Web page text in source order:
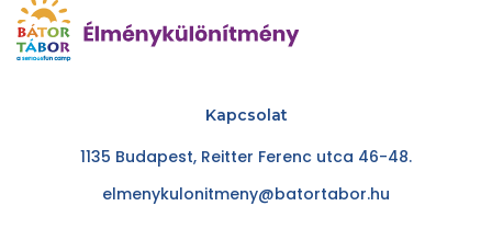
Kapcsolat
1135 Budapest, Reitter Ferenc utca 46-48.
elmenykulonitmeny@batortabor.hu